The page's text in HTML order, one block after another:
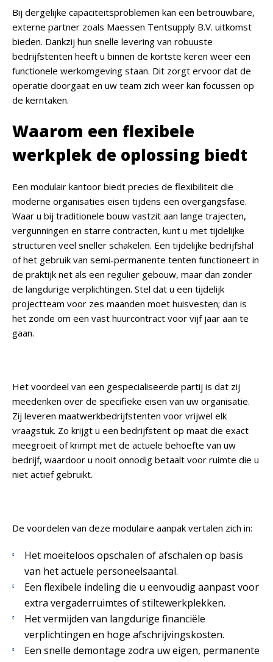
Bij dergelijke capaciteitsproblemen kan een betrouwbare,
externe partner zoals Maessen Tentsupply B.V. uitkomst
bieden. Dankzij hun snelle levering van robuuste
bedrijfstenten heeft u binnen de kortste keren weer een
functionele werkomgeving staan. Dit zorgt ervoor dat de
operatie doorgaat en uw team zich weer kan focussen op
de kerntaken.
Waarom een flexibele
werkplek de oplossing biedt
Een modulair kantoor biedt precies de flexibiliteit die
moderne organisaties eisen tijdens een overgangsfase.
Waar u bij traditionele bouw vastzit aan lange trajecten,
vergunningen en starre contracten, kunt u met tijdelijke
structuren veel sneller schakelen. Een tijdelijke bedrijfshal
of het gebruik van semi-permanente tenten functioneert in
de praktijk net als een regulier gebouw, maar dan zonder
de langdurige verplichtingen. Stel dat u een tijdelijk
projectteam voor zes maanden moet huisvesten; dan is
het zonde om een vast huurcontract voor vijf jaar aan te
gaan.
Het voordeel van een gespecialiseerde partij is dat zij
meedenken over de specifieke eisen van uw organisatie.
Zij leveren maatwerkbedrijfstenten voor vrijwel elk
vraagstuk. Zo krijgt u een bedrijfstent op maat die exact
meegroeit of krimpt met de actuele behoefte van uw
bedrijf, waardoor u nooit onnodig betaalt voor ruimte die u
niet actief gebruikt.
De voordelen van deze modulaire aanpak vertalen zich in:
Het moeiteloos opschalen of afschalen op basis
van het actuele personeelsaantal.
Een flexibele indeling die u eenvoudig aanpast voor
extra vergaderruimtes of stiltewerkplekken.
Het vermijden van langdurige financiële
verplichtingen en hoge afschrijvingskosten.
Een snelle demontage zodra uw eigen, permanente